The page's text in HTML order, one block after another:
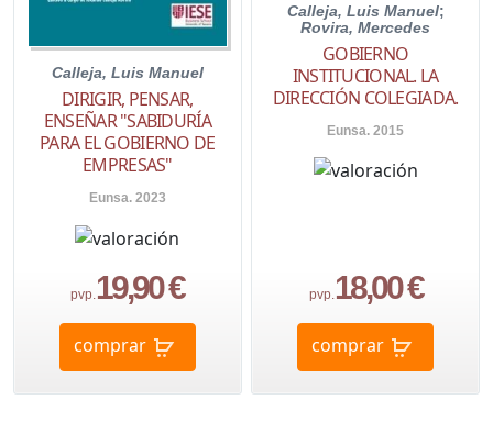
Calleja, Luis Manuel
DIRIGIR, PENSAR,
ENSEÑAR "SABIDURÍA
PARA EL GOBIERNO DE
EMPRESAS"
Eunsa. 2023
pvp. 19,90 €
comprar
Calleja, Luis Manuel;
Rovira, Mercedes
GOBIERNO
INSTITUCIONAL. LA
DIRECCIÓN COLEGIADA.
Eunsa. 2015
pvp. 18,00 €
comprar